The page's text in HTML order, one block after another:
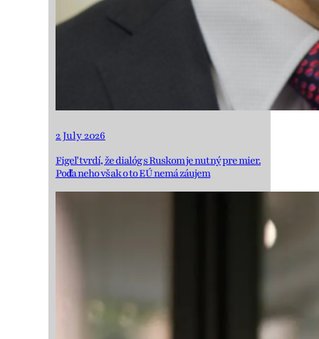
2 July 2026
Figeľ tvrdí, že dialóg s Ruskom je nutný pre mier.
Podľa neho však o to EÚ nemá záujem